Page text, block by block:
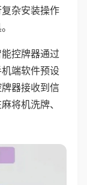
杂安装操作
控牌器通过
端软件预设
器接收到信
将机洗牌、